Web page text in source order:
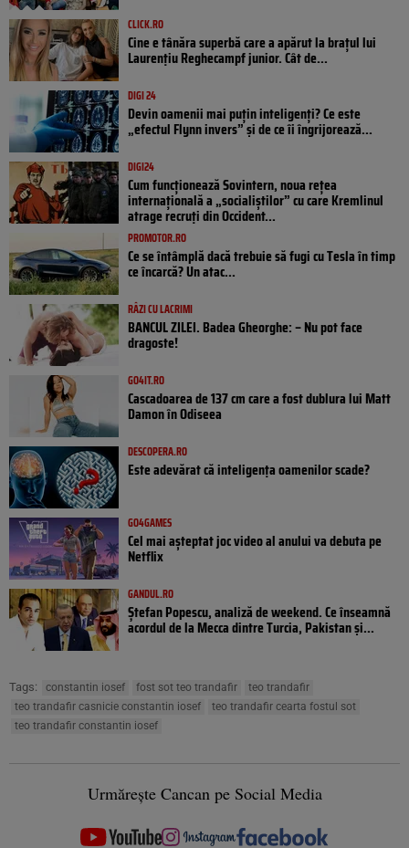
CLICK.RO
Cine e tânăra superbă care a apărut la brațul lui
Laurențiu Reghecampf junior. Cât de...
DIGI 24
Devin oamenii mai puțin inteligenți? Ce este
„efectul Flynn invers” și de ce îi îngrijorează...
DIGI24
Cum funcționează Sovintern, noua rețea
internațională a „socialiștilor” cu care Kremlinul
atrage recruți din Occident...
PROMOTOR.RO
Ce se întâmplă dacă trebuie să fugi cu Tesla în timp
ce încarcă? Un atac...
RÂZI CU LACRIMI
BANCUL ZILEI. Badea Gheorghe: – Nu pot face
dragoste!
GO4IT.RO
Cascadoarea de 137 cm care a fost dublura lui Matt
Damon în Odiseea
DESCOPERA.RO
Este adevărat că inteligența oamenilor scade?
GO4GAMES
Cel mai așteptat joc video al anului va debuta pe
Netflix
GANDUL.RO
Ștefan Popescu, analiză de weekend. Ce înseamnă
acordul de la Mecca dintre Turcia, Pakistan şi...
Tags: constantin iosef fost sot teo trandafir
teo trandafir
teo trandafir casnicie constantin iosef
teo trandafir cearta fostul sot
teo trandafir constantin iosef
Urmărește Cancan pe Social Media